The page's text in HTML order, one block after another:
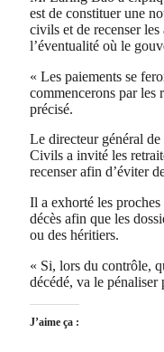
est de constituer une
civils et de recenser
l’éventualité où le
« Les paiements se
commencerons par les
précisé.
Le directeur général
Civils a invité les
recenser afin d’éviter
Il a exhorté les proches
décès afin que les
ou des héritiers.
« Si, lors du contrôle,
décédé, va le
J’aime ça :